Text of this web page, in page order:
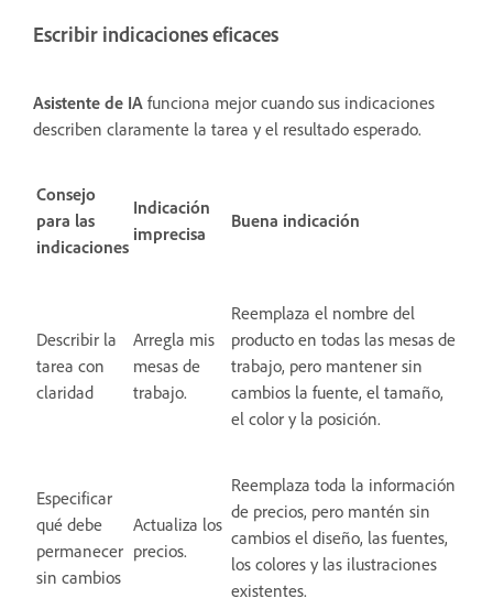
Escribir indicaciones eficaces
Asistente de IA funciona mejor cuando sus indicaciones
describen claramente la tarea y el resultado esperado.
Consejo
para las
indicaciones
Indicación
imprecisa
Buena indicación
Describir la
tarea con
claridad
Arregla mis
mesas de
trabajo.
Reemplaza el nombre del
producto en todas las mesas de
trabajo, pero mantener sin
cambios la fuente, el tamaño,
el color y la posición.
Especificar
qué debe
permanecer
sin cambios
Actualiza los
precios.
Reemplaza toda la información
de precios, pero mantén sin
cambios el diseño, las fuentes,
los colores y las ilustraciones
existentes.